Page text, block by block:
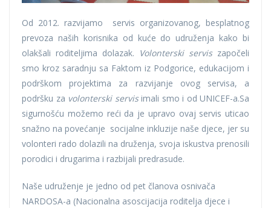
Od 2012. razvijamo servis organizovanog, besplatnog
prevoza naših korisnika od kuće do udruženja kako bi
olakšali roditeljima dolazak. Volonterski serviszapočeli
smo kroz saradnju sa Faktom iz Podgorice, edukacijom i
podrškom projektima za razvijanje ovog servisa, a
podršku za volonterski servisimali smo i od UNICEF-a.Sa
sigurnošću možemo reći da je upravo ovaj servis uticao
snažno na povećanje socijalne inkluzije naše djece, jer su
volonteri rado dolazili na druženja, svoja iskustva prenosili
porodici i drugarima i razbijali predrasude.
Naše udruženje je jedno od pet članova osnivača
NARDOSA-a (Nacionalna asoscijacija roditelja djece i